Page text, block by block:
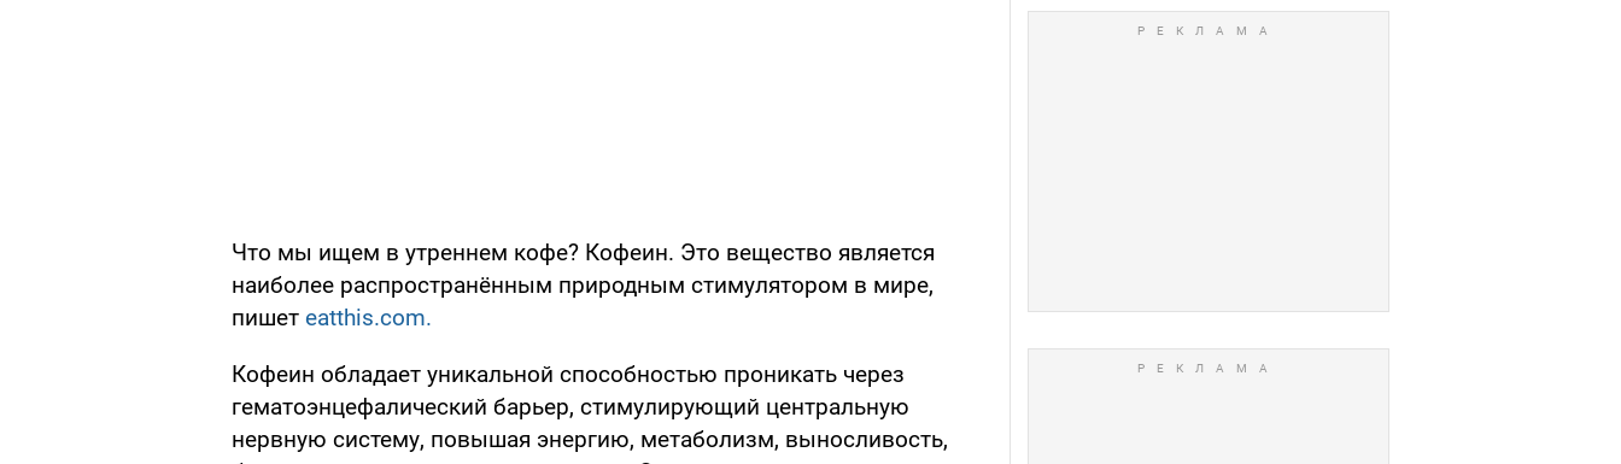
Что мы ищем в утреннем кофе? Кофеин. Это вещество является
наиболее распространённым природным стимулятором в мире,
пишет eatthis.com.
Кофеин обладает уникальной способностью проникать через
гематоэнцефалический барьер, стимулирующий центральную
нервную систему, повышая энергию, метаболизм, выносливость,